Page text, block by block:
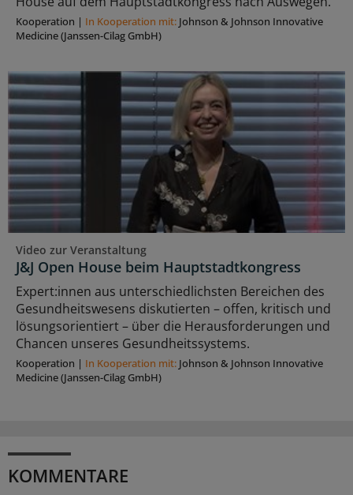
Kooperation | In Kooperation mit: Johnson & Johnson Innovative
Medicine (Janssen-Cilag GmbH)
Video zur Veranstaltung
J&J Open House beim Hauptstadtkongress
Expert:innen aus unterschiedlichsten Bereichen des
Gesundheitswesens diskutierten – offen, kritisch und
lösungsorientiert – über die Herausforderungen und
Chancen unseres Gesundheitssystems.
Kooperation | In Kooperation mit: Johnson & Johnson Innovative
Medicine (Janssen-Cilag GmbH)
KOMMENTARE